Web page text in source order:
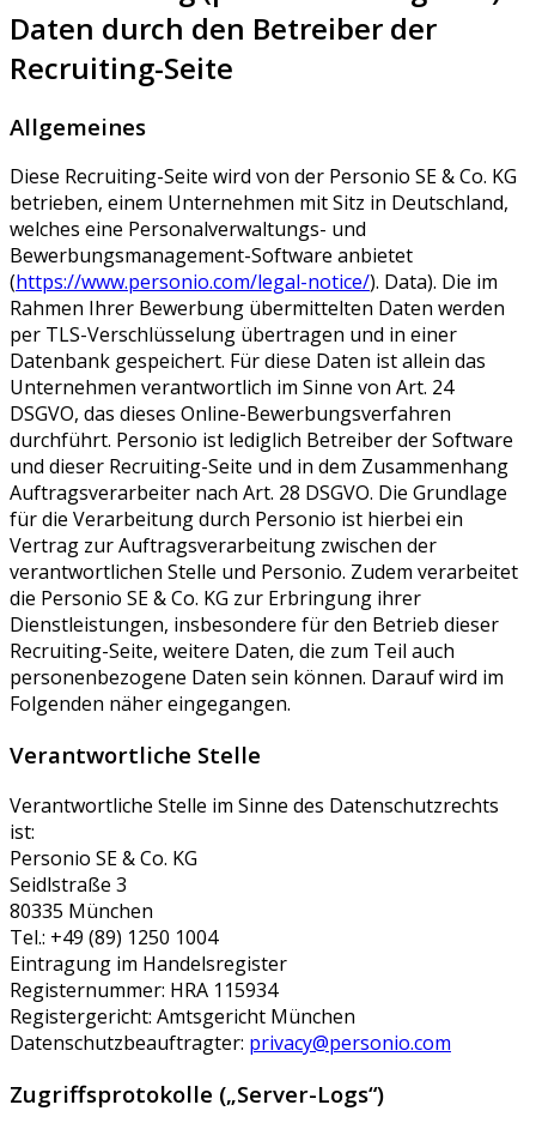
Daten durch den Betreiber der
Recruiting-Seite
Allgemeines
Diese Recruiting-Seite wird von der Personio SE & Co. KG
betrieben, einem Unternehmen mit Sitz in Deutschland,
welches eine Personalverwaltungs- und
Bewerbungsmanagement-Software anbietet
(https://www.personio.com/legal-notice/). Data). Die im
Rahmen Ihrer Bewerbung übermittelten Daten werden
per TLS-Verschlüsselung übertragen und in einer
Datenbank gespeichert. Für diese Daten ist allein das
Unternehmen verantwortlich im Sinne von Art. 24
DSGVO, das dieses Online-Bewerbungsverfahren
durchführt. Personio ist lediglich Betreiber der Software
und dieser Recruiting-Seite und in dem Zusammenhang
Auftragsverarbeiter nach Art. 28 DSGVO. Die Grundlage
für die Verarbeitung durch Personio ist hierbei ein
Vertrag zur Auftragsverarbeitung zwischen der
verantwortlichen Stelle und Personio. Zudem verarbeitet
die Personio SE & Co. KG zur Erbringung ihrer
Dienstleistungen, insbesondere für den Betrieb dieser
Recruiting-Seite, weitere Daten, die zum Teil auch
personenbezogene Daten sein können. Darauf wird im
Folgenden näher eingegangen.
Verantwortliche Stelle
Verantwortliche Stelle im Sinne des Datenschutzrechts
ist:
Personio SE & Co. KG
Seidlstraße 3
80335 München
Tel.: +49 (89) 1250 1004
Eintragung im Handelsregister
Registernummer: HRA 115934
Registergericht: Amtsgericht München
Datenschutzbeauftragter: privacy@personio.com
Zugriffsprotokolle („Server-Logs“)